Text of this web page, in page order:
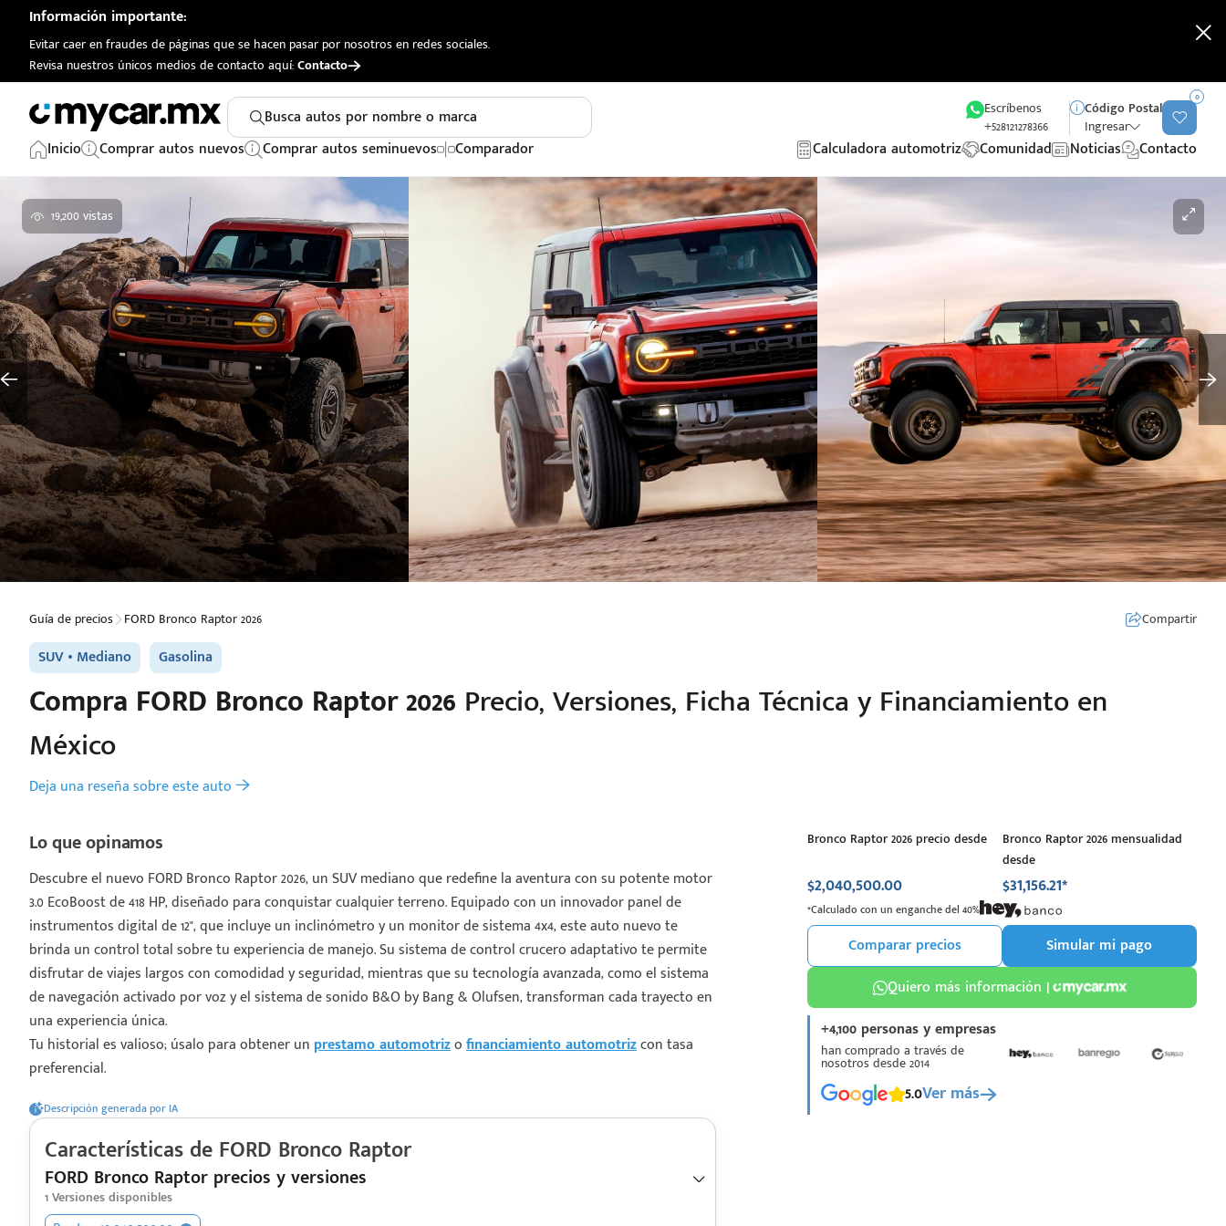
Información importante:
Evitar caer en fraudes de páginas que se hacen pasar por nosotros en redes sociales.
Revisa nuestros únicos medios de contacto aquí:Contacto
Busca autos por nombre o marca
Escríbenos
+528121278366
Código Postal
Ingresar
0
Inicio Comprar autos nuevos Comprar autos seminuevos Comparador Calculadora automotriz Comunidad Noticias Contacto
19,200 vistas
Guía de precios FORD Bronco Raptor 2026 Compartir
SUV Mediano Gasolina
Compra FORD Bronco Raptor 2026 Precio, Versiones, Ficha Técnica y Financiamiento en
México
Deja una reseña sobre este auto
Lo que opinamos
Descubre el nuevo FORD Bronco Raptor 2026, un SUV mediano que redefine la aventura con su potente motor
3.0 EcoBoost de 418 HP, diseñado para conquistar cualquier terreno. Equipado con un innovador panel de
instrumentos digital de 12", que incluye un inclinómetro y un monitor de sistema 4x4, este auto nuevo te
brinda un control total sobre tu experiencia de manejo. Su sistema de control crucero adaptativo te permite
disfrutar de viajes largos con comodidad y seguridad, mientras que su tecnología avanzada, como el sistema
de navegación activado por voz y el sistema de sonido B&O by Bang & Olufsen, transforman cada trayecto en
una experiencia única.
Tu historial es valioso; úsalo para obtener un prestamo automotrizofinanciamiento automotrizcon tasa
preferencial.
Descripción generada por IA
Características de FORD Bronco Raptor
FORD Bronco Raptor precios y versiones
1Versiones disponibles
Bronco Raptor 2026 precio desde
$2,040,500.00
Bronco Raptor 2026 mensualidad
desde
$31,156.21*
*Calculado con un enganche del 40%
Comparar precios
Simular mi pago
Quiero más información |
+4,100 personas y empresas
han comprado a través de
nosotros desde 2014
5.0Ver más
¡Espera!
enviar tu cotización
conozcas nuestro
Análisis Personalizado
asesor te guiará
para que
mejor desición.